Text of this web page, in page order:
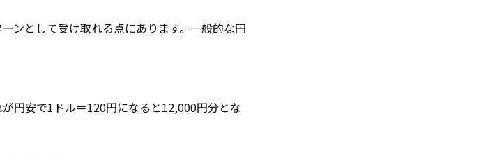
ンとして受け取れる点にあります。一般的な円
円安で1ドル＝120円になると12,000円分とな